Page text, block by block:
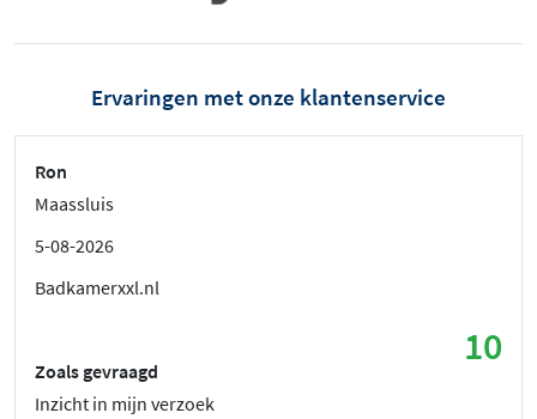
Ervaringen met onze klantenservice
Ron
Maassluis
5-08-2026
Badkamerxxl.nl
10
Zoals gevraagd
Inzicht in mijn verzoek